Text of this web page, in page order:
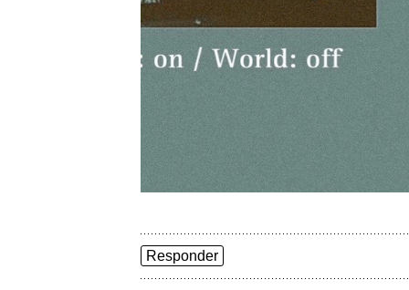
Responder